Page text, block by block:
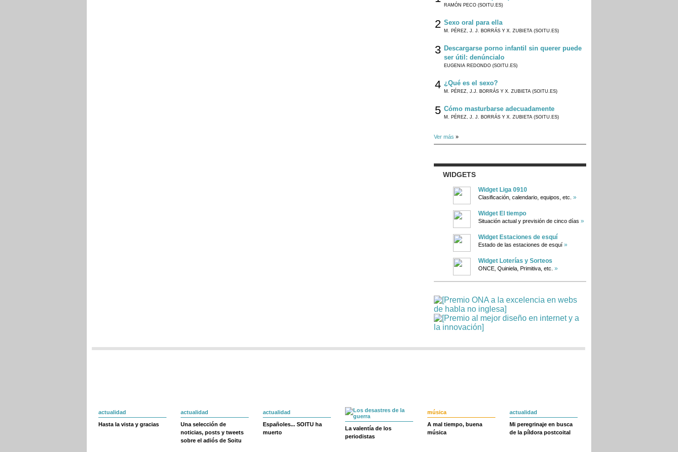
RAMÓN PECO (SOITU.ES)
2 Sexo oral para ella
M. PÉREZ, J. J. BORRÁS Y X. ZUBIETA (SOITU.ES)
3 Descargarse porno infantil sin querer puede
ser útil: denúncialo
EUGENIA REDONDO (SOITU.ES)
4 ¿Qué es el sexo?
M. PÉREZ, J.J. BORRÁS Y X. ZUBIETA (SOITU.ES)
5 Cómo masturbarse adecuadamente
M. PÉREZ, J. J. BORRÁS Y X. ZUBIETA (SOITU.ES)
Ver más »
WIDGETS
Widget Liga 0910
Clasificación, calendario, equipos, etc. »
Widget El tiempo
Situación actual y previsión de cinco días »
Widget Estaciones de esquí
Estado de las estaciones de esquí »
Widget Loterías y Sorteos
ONCE, Quiniela, Primitiva, etc. »
actualidad
Hasta la vista y gracias
actualidad
Una selección de
noticias, posts y tweets
sobre el adiós de Soitu
actualidad
Españoles... SOITU ha
muerto
La valentía de los
periodistas
música
A mal tiempo, buena
música
actualidad
Mi peregrinaje en busca
de la píldora postcoital